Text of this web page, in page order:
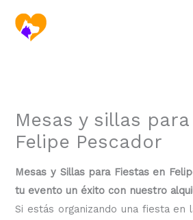
contenido
Mesas y sillas
Felipe Pescador
Mesas y Sillas para Fiestas en
tu evento un éxito con nuestro
Si estás organizando una fiesta en